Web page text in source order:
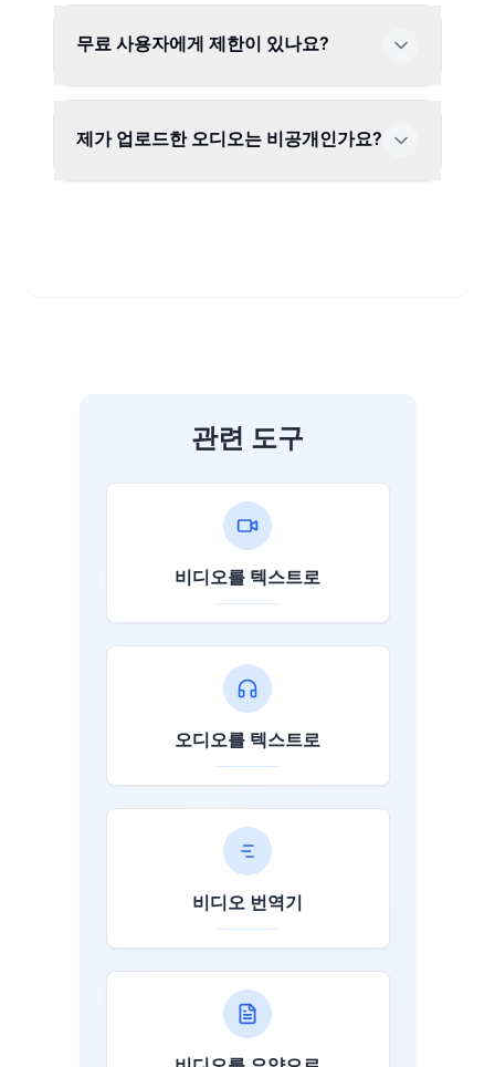
무료 사용자에게 제한이 있나요?
제가 업로드한 오디오는 비공개인가요?
관련 도구
비디오를 텍스트로
오디오를 텍스트로
비디오 번역기